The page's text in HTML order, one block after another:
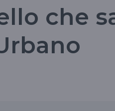
che